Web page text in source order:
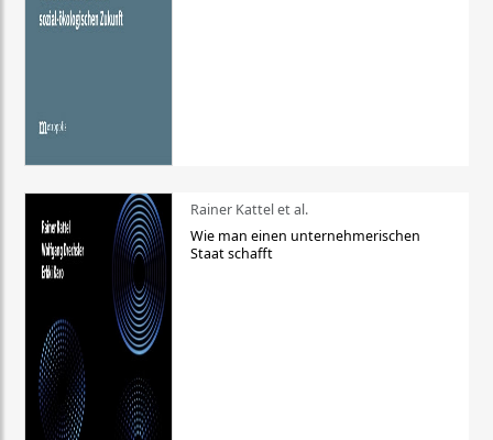
Rainer Kattel et al.
Wie man einen unternehmerischen
Staat schafft